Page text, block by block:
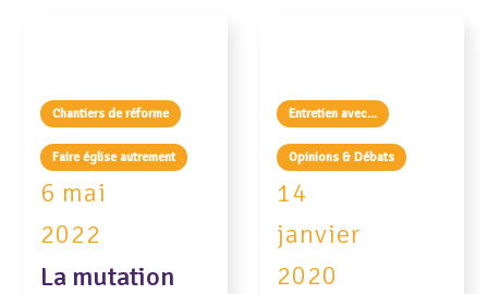
Chantiers de réforme
Faire église autrement
6 mai
2022
La mutation
Entretien avec...
Opinions & Débats
14
janvier
2020